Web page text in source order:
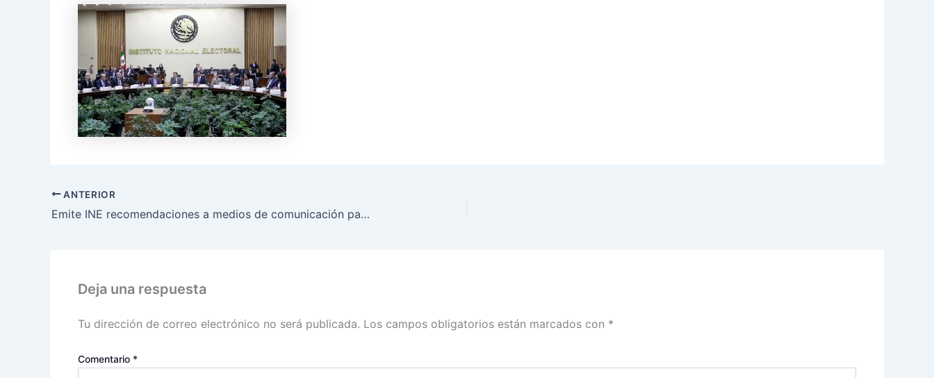
ANTERIOR
Emite INE recomendaciones a medios de comunicación para cobertura del Proceso Electoral 2017-2018
Deja una respuesta
Tu dirección de correo electrónico no será publicada. Los campos obligatorios están marcados con *
Comentario *